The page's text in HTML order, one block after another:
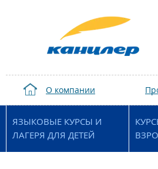
О компании
ЯЗЫКОВЫЕ КУРСЫ И
ЛАГЕРЯ ДЛЯ ДЕТЕЙ